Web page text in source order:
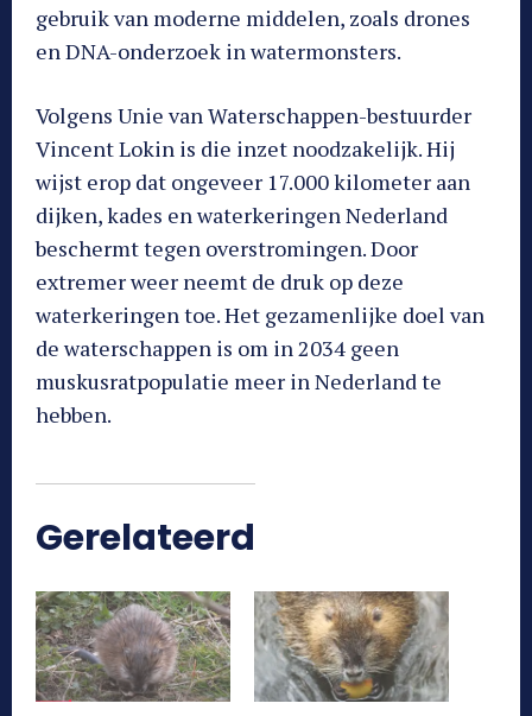
gebruik van moderne middelen, zoals drones
en DNA-onderzoek in watermonsters.
Volgens Unie van Waterschappen-bestuurder
Vincent Lokin is die inzet noodzakelijk. Hij
wijst erop dat ongeveer 17.000 kilometer aan
dijken, kades en waterkeringen Nederland
beschermt tegen overstromingen. Door
extremer weer neemt de druk op deze
waterkeringen toe. Het gezamenlijke doel van
de waterschappen is om in 2034 geen
muskusratpopulatie meer in Nederland te
hebben.
Gerelateerd